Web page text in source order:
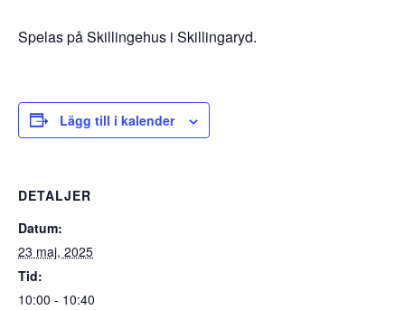
Spelas på Skillingehus i Skillingaryd.
Lägg till i kalender
DETALJER
Datum:
23 maj, 2025
Tid:
10:00 - 10:40